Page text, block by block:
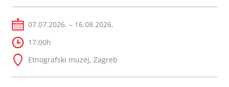
07.07.2026. – 16.08.2026.
17:00h
Etnografski muzej, Zagreb